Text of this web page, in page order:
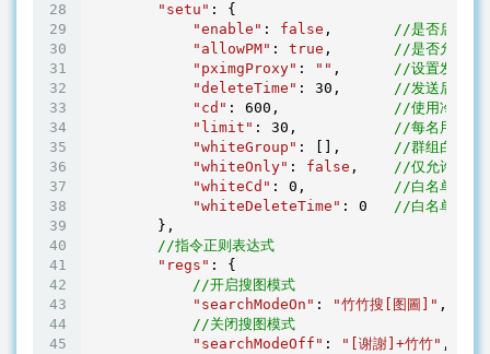
"setu" : {
"enable" : false , //是否启用
"allowPM" : true , //是否允许私
"pximgProxy" : "" , //设置发送
"deleteTime" : 30 , //发送后这么
"cd" : 600 , //使用冷却时
"limit" : 30 , //每名用户每
"whiteGroup" : [], //群组白名单
"whiteOnly" : false , //仅允许白名
"whiteCd" : 0 , //白名单群组
"whiteDeleteTime" : 0
//白名单群组
        },
//指令正则表达式
"regs" : {
//开启搜图模式
"searchModeOn" : "竹竹搜[图圖]" ,
//关闭搜图模式
"searchModeOff" : "[谢謝]+竹竹" ,